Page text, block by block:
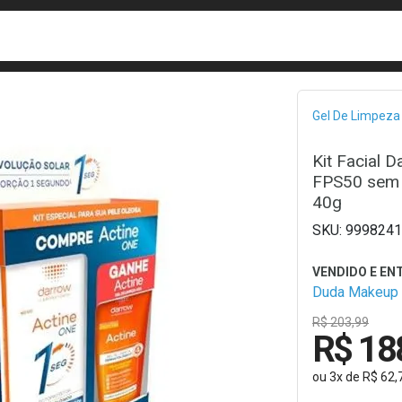
Gel De Limpeza
Kit Facial
FPS50
40g
Duda Makeup
R$ 203,99
R$
ou 3xde R$